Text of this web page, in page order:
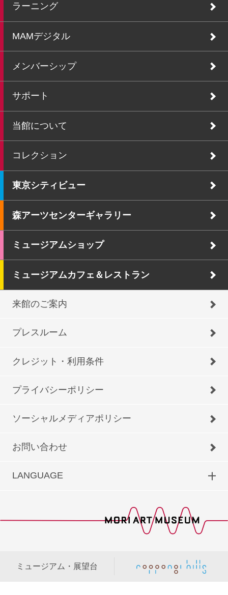
ラーニング
MAMデジタル
メンバーシップ
サポート
当館について
コレクション
東京シティビュー
森アーツセンターギャラリー
ミュージアムショップ
ミュージアムカフェ＆レストラン
来館のご案内
プレスルーム
クレジット・利用条件
プライバシーポリシー
ソーシャルメディアポリシー
お問い合わせ
LANGUAGE
ミュージアム・展望台